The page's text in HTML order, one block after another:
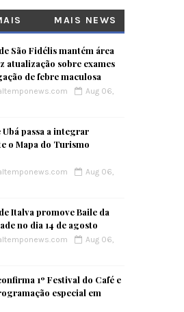
MAIS NEWS
São Fidélis mantém área
atualização sobre exames
de febre maculosa
Aug 06,
Ubá passa a integrar
o Mapa do Turismo
Aug 06,
Italva promove Baile da
no dia 14 de agosto
Aug 06,
1º Festival do Café e
especial em